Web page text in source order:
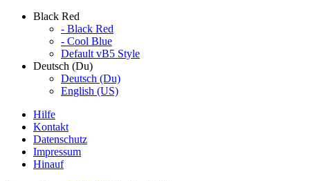
Black Red
- Black Red
- Cool Blue
Default vB5 Style
Deutsch (Du)
Deutsch (Du)
English (US)
Hilfe
Kontakt
Datenschutz
Impressum
Hinauf